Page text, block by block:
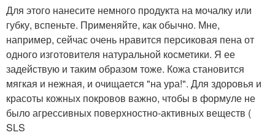
Для этого нанесите немного продукта на мочалку или
губку, вспеньте. Применяйте, как обычно. Мне,
например, сейчас очень нравится персиковая пена от
одного изготовителя натуральной косметики. Я ее
задействую и таким образом тоже. Кожа становится
мягкая и нежная, и очищается "на ура!". Для здоровья и
красоты кожных покровов важно, чтобы в формуле не
было агрессивных поверхностно-активных веществ (
SLS